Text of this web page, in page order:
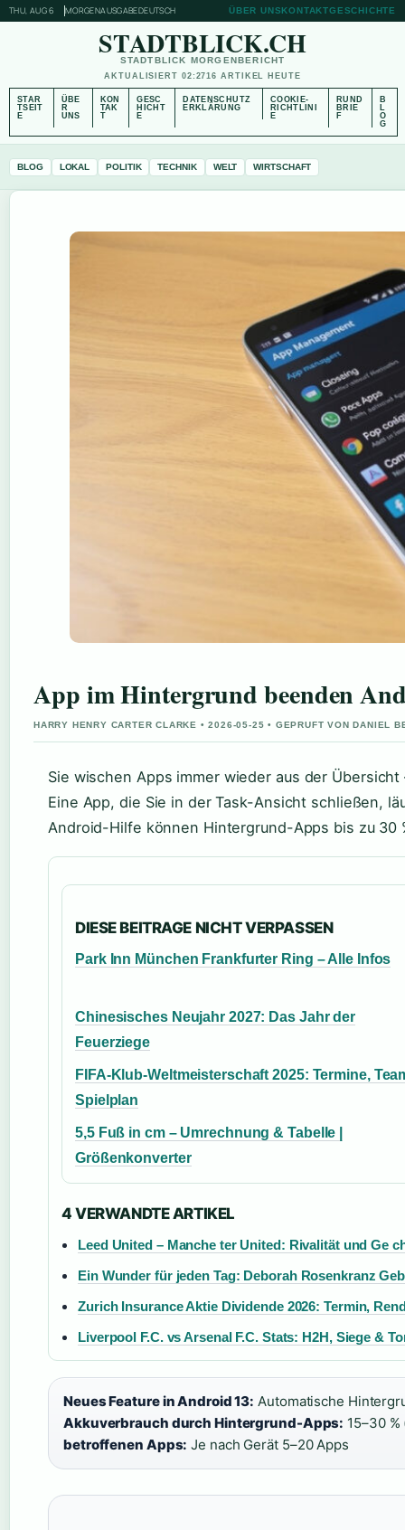
THU, AUG 6 MORGENAUSGABEDEUTSCH ÜBER UNSKONTAKTGESCHICHTE
STADTBLICK.CH
STADTBLICK MORGENBERICHT
AKTUALISIERT 02:2716 ARTIKEL HEUTE
STAR
TSEIT
E
ÜBE
R
UNS
KON
TAK
T
GESC
HICHT
E
DATENSCHUTZ
ERKLÄRUNG
COOKIE-
RICHTLINI
E
RUND
BRIE
F
B
L
O
G
BLOG LOKAL POLITIK TECHNIK WELT WIRTSCHAFT
App im Hintergrund beenden
HARRY HENRY CARTER CLARKE • 2026-05-25 • GEPRUFT VON DANIEL
Sie wischen Apps immer wieder aus der
Eine App, die Sie in der Task-Ansicht schließen,
Android-Hilfe können Hintergrund-Apps bis zu 30
DIESE BEITRAGE NICHT VERPASSEN
Park Inn München Frankfurter Ring – Alle Infos
Chinesisches Neujahr 2027: Das Jahr der
Feuerziege
FIFA-Klub-Weltmeisterschaft 2025: Termine,
Spielplan
5,5 Fuß in cm – Umrechnung & Tabelle |
Größenkonverter
4 VERWANDTE ARTIKEL
Leed United – Manche ter United: Rivalität und Ge
Ein Wunder für jeden Tag: Deborah Rosenkranz
Zurich Insurance Aktie Dividende 2026: Termin,
Liverpool F.C. vs Arsenal F.C. Stats: H2H, Siege &
Neues Feature in Android 13: Automatische
Akkuverbrauch durch Hintergrund-Apps: 15–30
betroffenen Apps: Je nach Gerät 5–20 Apps